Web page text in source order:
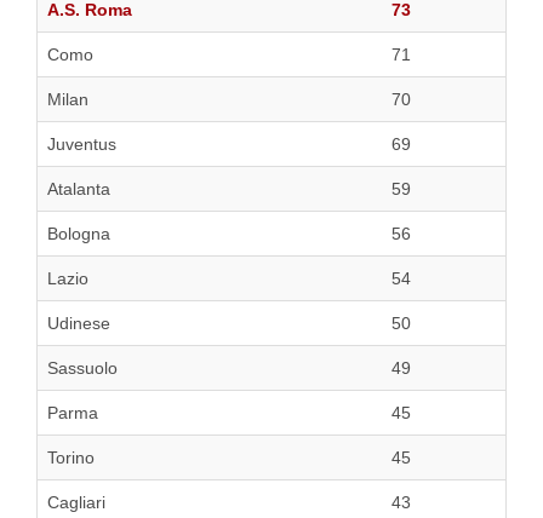
A.S. Roma 73
Como 71
Milan 70
Juventus 69
Atalanta 59
Bologna 56
Lazio 54
Udinese 50
Sassuolo 49
Parma 45
Torino 45
Cagliari 43